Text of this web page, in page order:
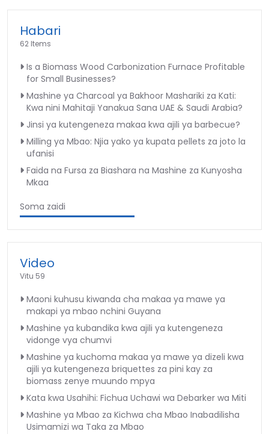
Habari
62 Items
Is a Biomass Wood Carbonization Furnace Profitable
for Small Businesses?
Mashine ya Charcoal ya Bakhoor Mashariki za Kati:
Kwa nini Mahitaji Yanakua Sana UAE & Saudi Arabia?
Jinsi ya kutengeneza makaa kwa ajili ya barbecue?
Milling ya Mbao: Njia yako ya kupata pellets za joto la
ufanisi
Faida na Fursa za Biashara na Mashine za Kunyosha
Mkaa
Soma zaidi
Video
Vitu 59
Maoni kuhusu kiwanda cha makaa ya mawe ya
makapi ya mbao nchini Guyana
Mashine ya kubandika kwa ajili ya kutengeneza
vidonge vya chumvi
Mashine ya kuchoma makaa ya mawe ya dizeli kwa
ajili ya kutengeneza briquettes za pini kay za
biomass zenye muundo mpya
Kata kwa Usahihi: Fichua Uchawi wa Debarker wa Miti
Mashine ya Mbao za Kichwa cha Mbao Inabadilisha
Usimamizi wa Taka za Mbao